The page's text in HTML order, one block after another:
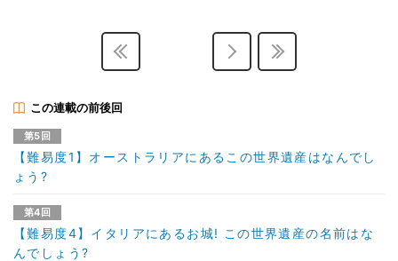
この連載の前後回
第5回
【難易度1】オーストラリアにあるこの世界遺産はなんでし
ょう?
第4回
【難易度4】イタリアにあるお城! この世界遺産の名前はな
んでしょう?